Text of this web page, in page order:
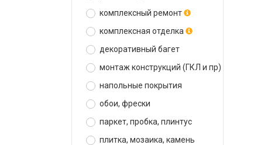
комплексный ремонт
комплексная отделка
декоративный багет
монтаж конструкций (ГКЛ и пр)
напольные покрытия
обои, фрески
паркет, пробка, плинтус
плитка, мозаика, камень